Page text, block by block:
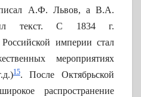
А.Ф. Львов, а В.А.
текст. С 1834 г.
империи стал
мероприятиях
15. После Октябрьской
распространение